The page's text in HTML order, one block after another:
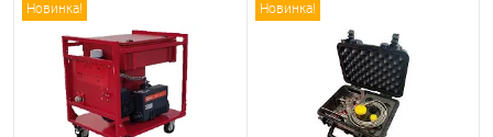
Новинка! Новинка!